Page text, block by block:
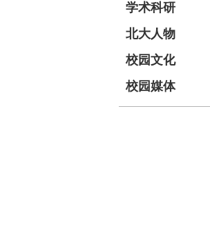
学术科研
北大人物
校园文化
校园媒体